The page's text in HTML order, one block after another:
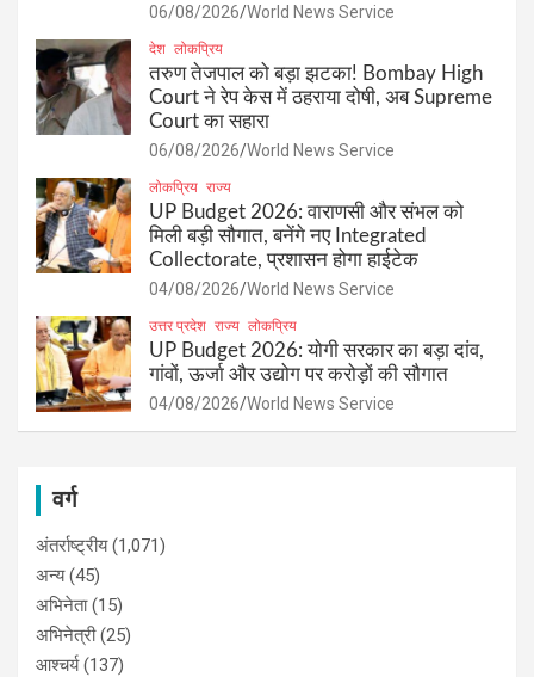
06/08/2026 World News Service
देश लोकप्रिय
तरुण तेजपाल को बड़ा झटका! Bombay High
Court ने रेप केस में ठहराया दोषी, अब Supreme
Court का सहारा
06/08/2026 World News Service
लोकप्रिय राज्य
UP Budget 2026: वाराणसी और संभल को
मिली बड़ी सौगात, बनेंगे नए Integrated
Collectorate, प्रशासन होगा हाईटेक
04/08/2026 World News Service
उत्तर प्रदेश राज्य लोकप्रिय
UP Budget 2026: योगी सरकार का बड़ा दांव,
गांवों, ऊर्जा और उद्योग पर करोड़ों की सौगात
04/08/2026 World News Service
वर्ग
अंतर्राष्ट्रीय(1,071)
अन्य(45)
अभिनेता(15)
अभिनेत्री(25)
आश्चर्य(137)